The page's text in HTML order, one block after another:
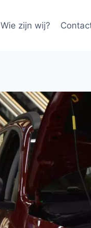
Wie zijn wij?